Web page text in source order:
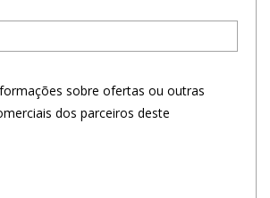
sobre ofertas ou outras
dos parceiros deste